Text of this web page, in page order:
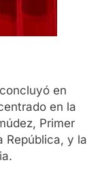
en
en la
Primer
República, y la